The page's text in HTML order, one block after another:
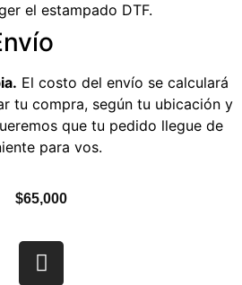
el estampado DTF.
El costo del envío se calculará
tu compra, según tu ubicación y
que tu pedido llegue de
para vos.
$65,000